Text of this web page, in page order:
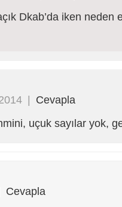
Dkab’da iken neden
| Cevapla
uçuk sayılar yok,
Cevapla